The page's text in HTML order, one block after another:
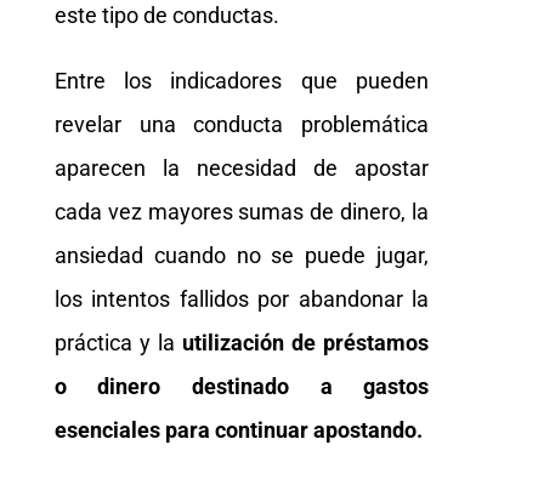
este tipo de conductas.
Entre los indicadores que pueden
revelar una conducta problemática
aparecen la necesidad de apostar
cada vez mayores sumas de dinero, la
ansiedad cuando no se puede jugar,
los intentos fallidos por abandonar la
práctica y la utilización de préstamos
o dinero destinado a gastos
esenciales para continuar apostando.